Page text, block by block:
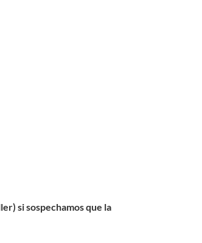
si sospechamos que la